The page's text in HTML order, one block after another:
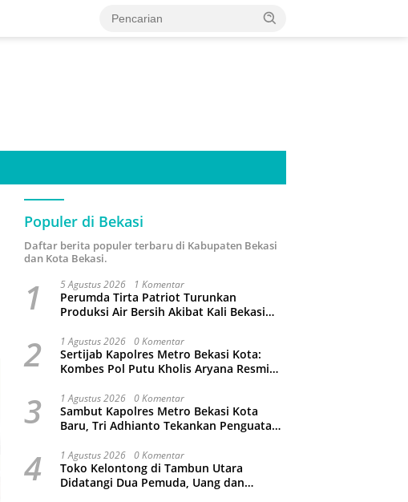
Populer di Bekasi
Daftar berita populer terbaru di Kabupaten Bekasi
dan Kota Bekasi.
1 5 Agustus 2026 1 Komentar
Perumda Tirta Patriot Turunkan
Produksi Air Bersih Akibat Kali Bekasi
2 1 Agustus 2026 0 Komentar
Sertijab Kapolres Metro Bekasi Kota:
Kombes Pol Putu Kholis Aryana Resmi
Bintoro
3 1 Agustus 2026 0 Komentar
Sambut Kapolres Metro Bekasi Kota
Baru, Tri Adhianto Tekankan Penguatan
4 1 Agustus 2026 0 Komentar
Toko Kelontong di Tambun Utara
Didatangi Dua Pemuda, Uang dan